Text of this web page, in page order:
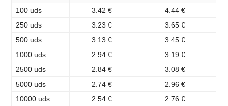
100 uds
3.42 €
4.44 €
250 uds
3.23 €
3.65 €
500 uds
3.13 €
3.45 €
1000 uds
2.94 €
3.19 €
2500 uds
2.84 €
3.08 €
5000 uds
2.74 €
2.96 €
10000 uds
2.54 € 2.76 €